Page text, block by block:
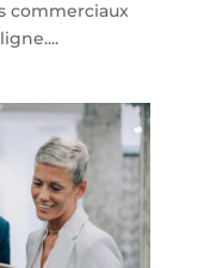
commerciaux